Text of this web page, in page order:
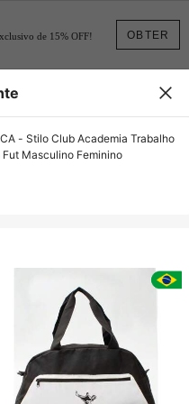
OBTER
de 15% OFF!
Masculino Feminino